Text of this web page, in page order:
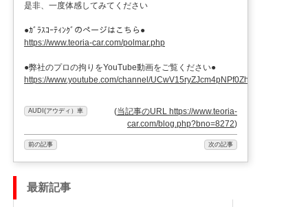
是非、一度体感してみてください
●ｶﾞﾗｽｺｰﾃｨﾝｸﾞのページはこちら●
https://www.teoria-car.com/polmar.php
●弊社のプロの拘りをYouTube動画をご覧ください●
https://www.youtube.com/channel/UCwV15ryZJcm4pNPf0ZhXu9g
AUDI(アウディ）車 (当記事のURL https://www.teoria-
car.com/blog.php?bno=8272)
前の記事 次の記事
最新記事